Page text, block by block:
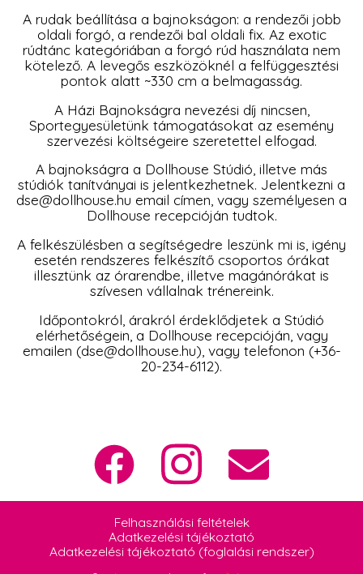
A rudak beállítása a bajnokságon: a rendezői jobb
oldali forgó, a rendezői bal oldali fix. Az exotic
rúdtánc kategóriában a forgó rúd használata nem
kötelező. A levegős eszközöknél a felfüggesztési
pontok alatt ~330 cm a belmagasság.
A Házi Bajnokságra nevezési díj nincsen,
Sportegyesületünk támogatásokat az esemény
szervezési költségeire szeretettel elfogad.
A bajnokságra a Dollhouse Stúdió, illetve más
stúdiók tanítványai is jelentkezhetnek. Jelentkezni a
dse@dollhouse.hu email címen, vagy személyesen a
Dollhouse recepcióján tudtok.
A felkészülésben a segítségedre leszünk mi is, igény
esetén rendszeres felkészítő csoportos órákat
illesztünk az órarendbe, illetve magánórákat is
szívesen vállalnak trénereink.
Időpontokról, árakról érdeklődjetek a Stúdió
elérhetőségein, a Dollhouse recepcióján, vagy
emailen (dse@dollhouse.hu), vagy telefonon (+36-
20-234-6112).
Felhasználási feltételek
Adatkezelési tájékoztató
Adatkezelési tájékoztató (foglalási rendszer)